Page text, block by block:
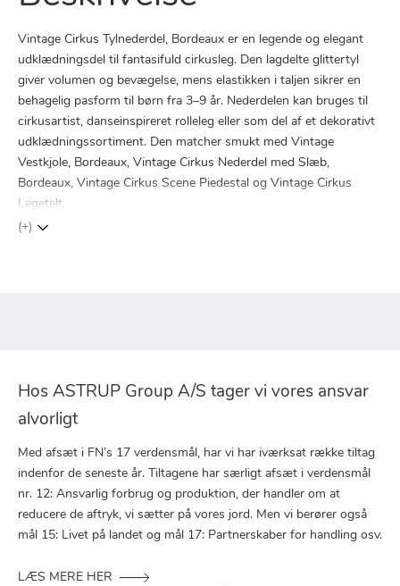
Vintage Cirkus Tylnederdel, Bordeaux er en legende og elegant
udklædningsdel til fantasifuld cirkusleg. Den lagdelte glittertyl
giver volumen og bevægelse, mens elastikken i taljen sikrer en
behagelig pasform til børn fra 3–9 år. Nederdelen kan bruges til
cirkusartist, danseinspireret rolleleg eller som del af et dekorativt
udklædningssortiment. Den matcher smukt med Vintage
Vestkjole, Bordeaux, Vintage Cirkus Nederdel med Slæb,
Bordeaux, Vintage Cirkus Scene Piedestal og Vintage Cirkus
Legetelt.
(+)
Hos ASTRUP Group A/S tager vi vores ansvar
alvorligt
Med afsæt i FN’s 17 verdensmål, har vi har iværksat række tiltag
indenfor de seneste år. Tiltagene har særligt afsæt i verdensmål
nr. 12: Ansvarlig forbrug og produktion, der handler om at
reducere de aftryk, vi sætter på vores jord. Men vi berører også
mål 15: Livet på landet og mål 17: Partnerskaber for handling osv.
LÆS MERE HER